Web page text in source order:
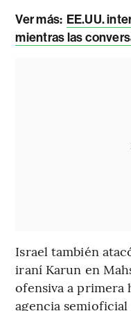
Ver más: EE.UU.
mientras las
Israel también
iraní Karun en
ofensiva a
agencia